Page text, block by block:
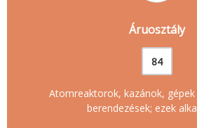
Áruosztály
84
Atomreaktorok, kazánok, gépek
berendezések; ezek